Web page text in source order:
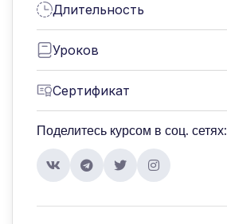
Длительность
Уроков
Сертификат
Поделитесь курсом в соц. сетях: